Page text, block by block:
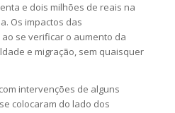
e dois milhões de reais na
Os impactos das
se verificar o aumento da
e migração, sem quaisquer
intervenções de alguns
colocaram do lado dos